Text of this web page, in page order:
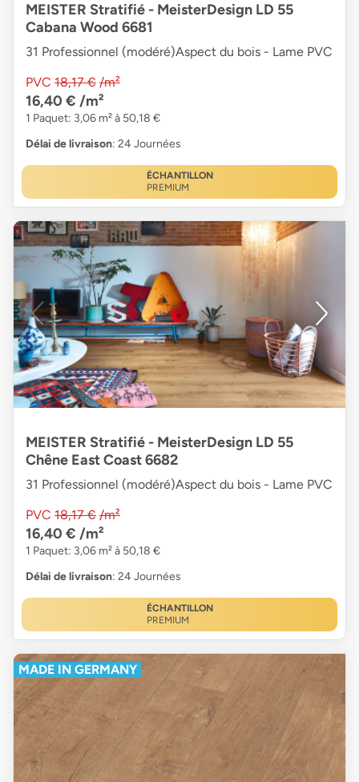
MEISTER Stratifié - MeisterDesign LD 55
Cabana Wood 6681
31 Professionnel (modéré)Aspect du bois - Lame PVC
PVC 18,17 € /m²
16,40 € /m²
1 Paquet: 3,06 m² à 50,18 €
Délai de livraison: 24 Journées
ÉCHANTILLON
PREMIUM
MEISTER Stratifié - MeisterDesign LD 55
Chêne East Coast 6682
31 Professionnel (modéré)Aspect du bois - Lame PVC
PVC 18,17 € /m²
16,40 € /m²
1 Paquet: 3,06 m² à 50,18 €
Délai de livraison: 24 Journées
ÉCHANTILLON
PREMIUM
MADE IN GERMANY